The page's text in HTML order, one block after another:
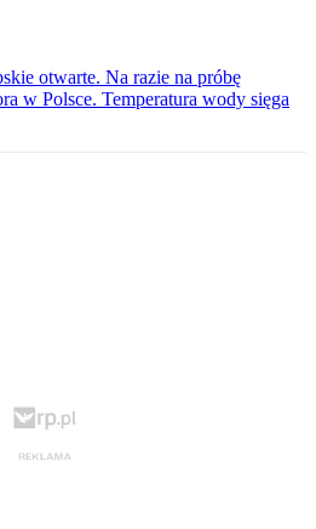
otwarte. Na razie na próbę
w Polsce. Temperatura wody sięga